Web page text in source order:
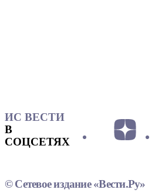
ИС ВЕСТИ
В
СОЦСЕТЯХ
© Сетевое издание «Вести.Ру»